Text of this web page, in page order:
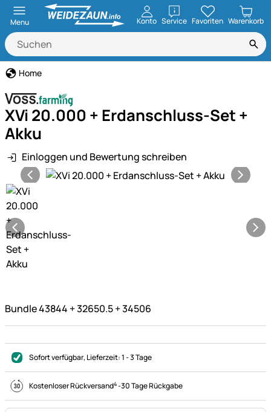
Menu Konto ServiceöffnenFavoriten Warenkorb
Home
XVi 20.000 + Erdanschluss-Set +
Akku
Einloggen und Bewertung schreiben
Produktgalerie
Bundle 43844 + 32650.5 + 34506
Sofort verfügbar, Lieferzeit:1 - 3 Tage
Kostenloser Rückversand4-30 Tage Rückgabe